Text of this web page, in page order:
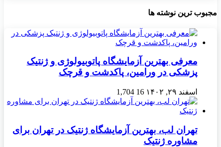
مجبوب ترین نوشته ها
معرفی بهترین آزمایشگاه پاتوبیولوژی و ژنتیک
پزشکی در ورامین، پاکدشت و قرچک
اسفند ۲۹, ۱۴۰۲ 16
1,704
تهران لب، بهترین آزمایشگاه ژنتیک در تهران برای
مشاوره ژنتیک